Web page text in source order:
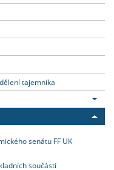
tajemníka
senátu FF UK
součástí